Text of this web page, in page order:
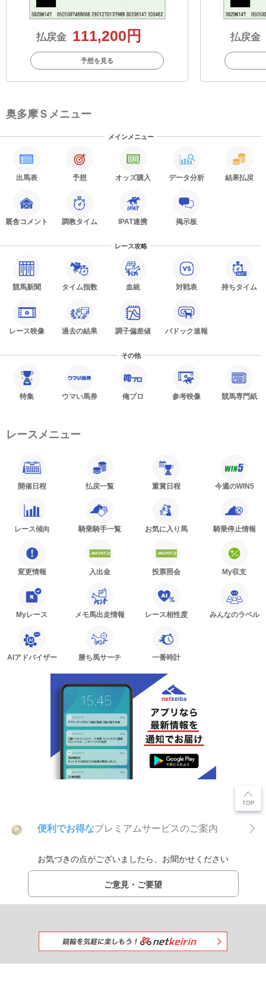
払戻金 111,200円
予想を見る
払戻金
奥多摩Ｓメニュー
メインメニュー
出馬表 予想 オッズ購入 データ分析 結果払戻
厩舎コメント 調教タイム IPAT連携 掲示板
レース攻略
競馬新聞 タイム指数 血統 対戦表 持ちタイム
レース映像 過去の結果 調子偏差値 パドック速報
その他
特集 ウマい馬券 俺プロ 参考映像 競馬専門紙
レースメニュー
開催日程 払戻一覧 重賞日程 今週のWIN5
レース傾向 騎乗騎手一覧 お気に入り馬 騎乗停止情報
変更情報 入出金 投票照会 My収支
Myレース メモ馬出走情報 レース相性度 みんなのラベル
AIアドバイザー 勝ち馬サーチ 一番時計
P 便利でお得なプレミアムサービスのご案内
お気づきの点がございましたら、お聞かせください
ご意見・ご要望